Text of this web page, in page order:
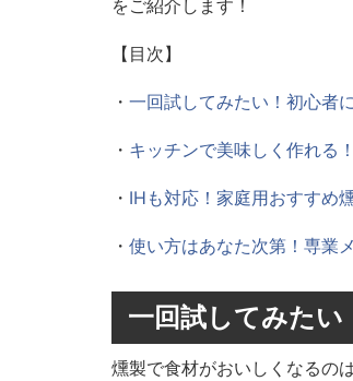
をご紹介します！
【目次】
・ 一回試してみたい！初心者
・ キッチンで美味しく作れる
・ IHも対応！家庭用おすすめ
・ 使い方はあなた次第！専業
一回試してみた
燻製で食材がおいしくなるの